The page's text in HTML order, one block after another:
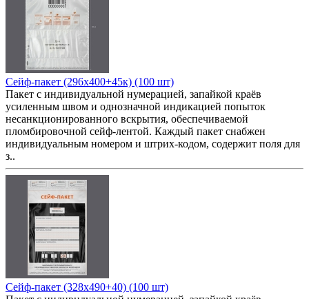
Сейф-пакет (296x400+45к) (100 шт)
Пакет с индивидуальной нумерацией, запайкой краёв
усиленным швом и однозначной индикацией попыток
несанкционированного вскрытия, обеспечиваемой
пломбировочной сейф-лентой. Каждый пакет снабжен
индивидуальным номером и штрих-кодом, содержит поля для
з..
Сейф-пакет (328x490+40) (100 шт)